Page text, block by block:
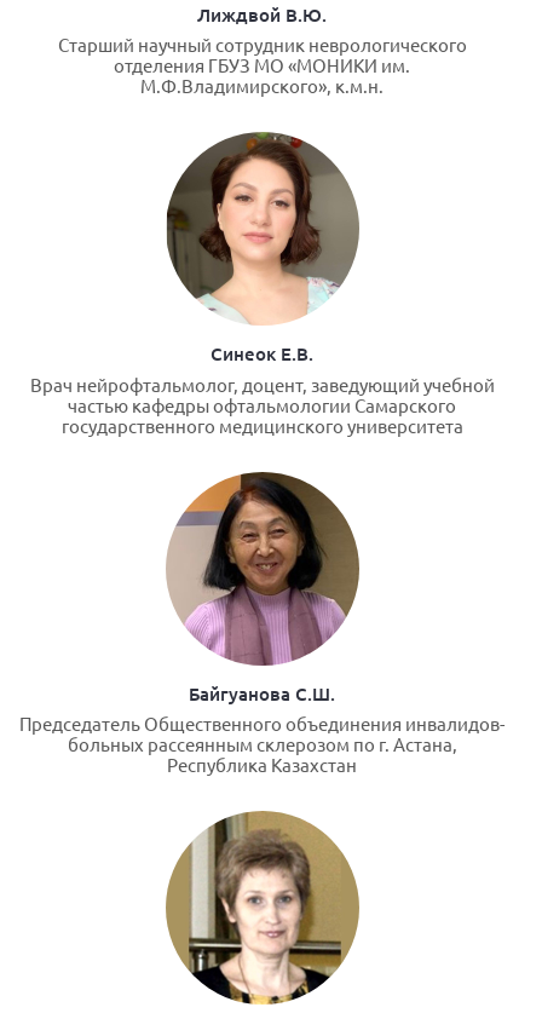
Лиждвой В.Ю.
Старший научный сотрудник неврологического
отделения ГБУЗ МО «МОНИКИ им.
М.Ф.Владимирского», к.м.н.
Синеок Е.В.
Врач нейрофтальмолог, доцент, заведующий учебной
частью кафедры офтальмологии Самарского
государственного медицинского университета
Байгуанова С.Ш.
Председатель Общественного объединения инвалидов-
больных рассеянным склерозом по г. Астана,
Республика Казахстан